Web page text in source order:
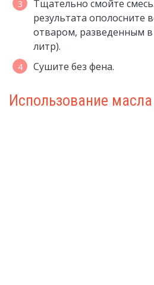
Тщательно смойте
результата
отваром, разведенным в
литр).
Сушите без фена.
Использование